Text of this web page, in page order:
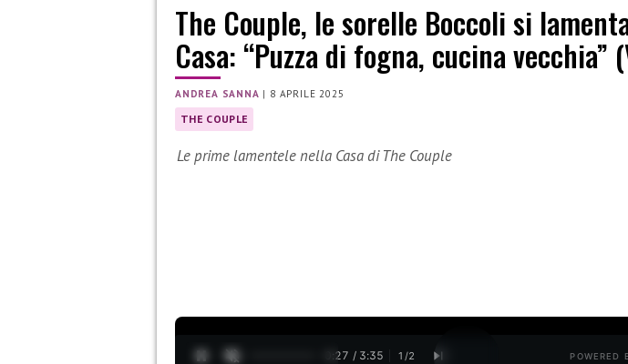
The Couple, le sorelle Boccoli si
Casa: “Puzza di fogna, cucina vecchia”
ANDREA SANNA | 8 APRILE 2025
THE COUPLE
Le prime lamentele nella Casa di The Couple
0:28 / 3:35 1 /2 POWERED